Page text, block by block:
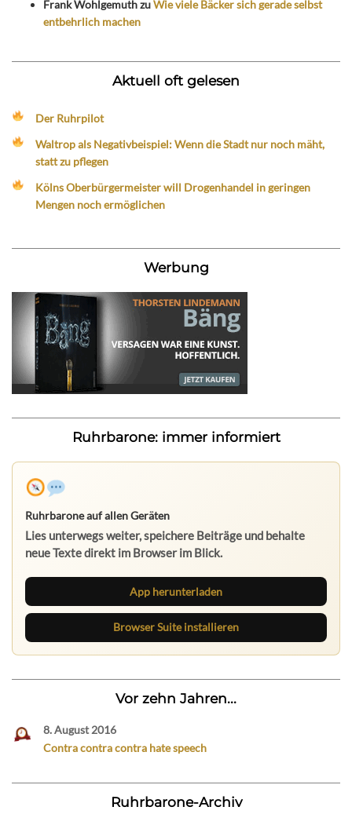
Frank WohlgemuthzuWie viele Bäcker sich gerade selbst
entbehrlich machen
Aktuell oft gelesen
Der Ruhrpilot
Waltrop als Negativbeispiel: Wenn die Stadt nur noch mäht,
statt zu pflegen
Kölns Oberbürgermeister will Drogenhandel in geringen
Mengen noch ermöglichen
Werbung
Ruhrbarone: immer informiert
Ruhrbarone auf allen Geräten
Lies unterwegs weiter, speichere Beiträge und behalte
neue Texte direkt im Browser im Blick.
App herunterladen
Browser Suite installieren
Vor zehn Jahren...
8. August 2016
Contra contra contra hate speech
Ruhrbarone-Archiv